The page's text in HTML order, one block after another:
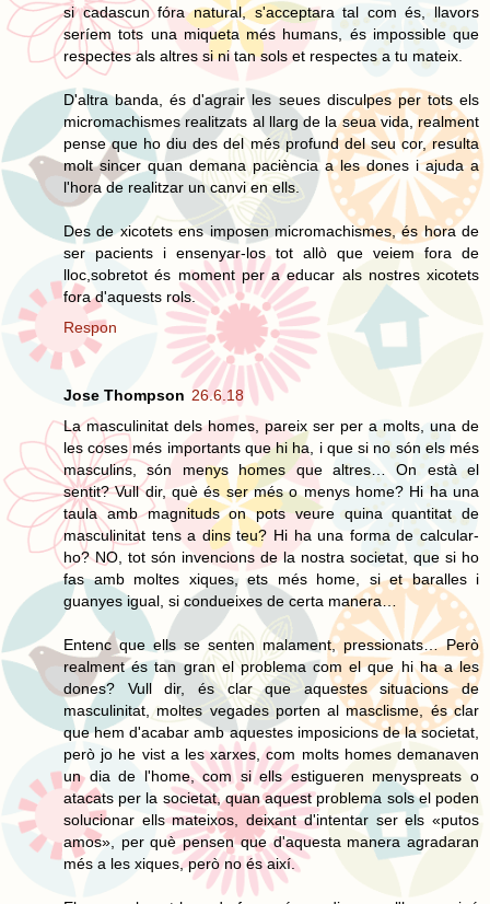
si cadascun fóra natural, s'acceptara tal com és, llavors
seríem tots una miqueta més humans, és impossible que
respectes als altres si ni tan sols et respectes a tu mateix.
D'altra banda, és d'agrair les seues disculpes per tots els
micromachismes realitzats al llarg de la seua vida, realment
pense que ho diu des del més profund del seu cor, resulta
molt sincer quan demana paciència a les dones i ajuda a
l'hora de realitzar un canvi en ells.
Des de xicotets ens imposen micromachismes, és hora de
ser pacients i ensenyar-los tot allò que veiem fora de
lloc,sobretot és moment per a educar als nostres xicotets
fora d'aquests rols.
Respon
Jose Thompson 26.6.18
La masculinitat dels homes, pareix ser per a molts, una de
les coses més importants que hi ha, i que si no són els més
masculins, són menys homes que altres… On està el
sentit? Vull dir, què és ser més o menys home? Hi ha una
taula amb magnituds on pots veure quina quantitat de
masculinitat tens a dins teu? Hi ha una forma de calcular-
ho? NO, tot són invencions de la nostra societat, que si ho
fas amb moltes xiques, ets més home, si et baralles i
guanyes igual, si condueixes de certa manera…
Entenc que ells se senten malament, pressionats… Però
realment és tan gran el problema com el que hi ha a les
dones? Vull dir, és clar que aquestes situacions de
masculinitat, moltes vegades porten al masclisme, és clar
que hem d'acabar amb aquestes imposicions de la societat,
però jo he vist a les xarxes, com molts homes demanaven
un dia de l'home, com si ells estigueren menyspreats o
atacats per la societat, quan aquest problema sols el poden
solucionar ells mateixos, deixant d'intentar ser els «putos
amos», per què pensen que d'aquesta manera agradaran
més a les xiques, però no és així.